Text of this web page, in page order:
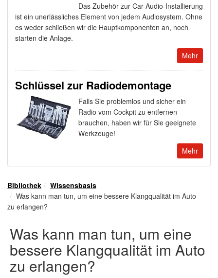
Das Zubehör zur Car-Audio-Installierung
ist ein unerlässliches Element von jedem Audiosystem. Ohne
es weder schließen wir die Hauptkomponenten an, noch
starten die Anlage.
Mehr
Schlüssel zur Radiodemontage
Falls Sie problemlos und sicher ein
Radio vom Cockpit zu entfernen
brauchen, haben wir für Sie geeignete
Werkzeuge!
Mehr
Bibliothek
Wissensbasis
Was kann man tun, um eine bessere Klangqualität im Auto
zu erlangen?
Was kann man tun, um eine
bessere Klangqualität im Auto
zu erlangen?